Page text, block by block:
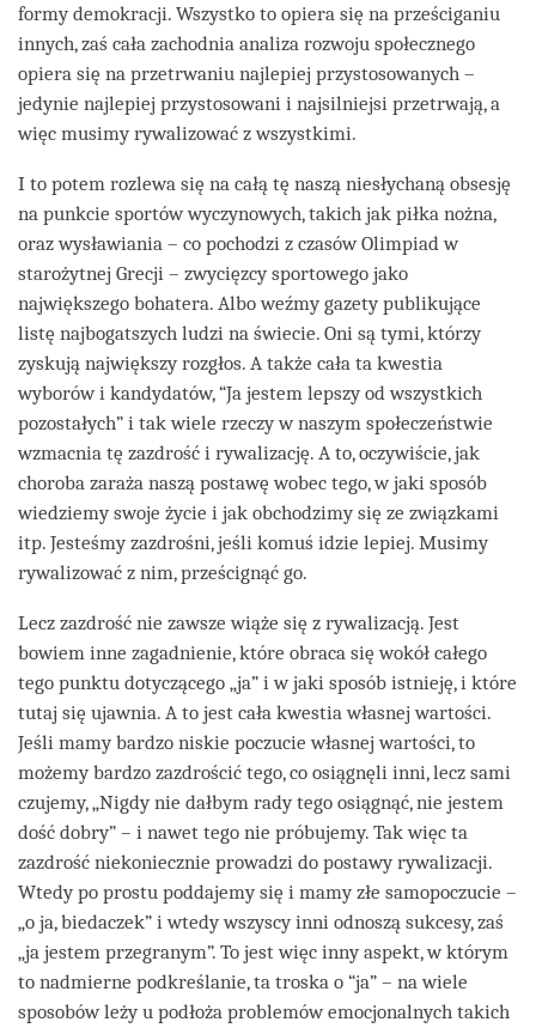
formy demokracji. Wszystko to opiera się na prześciganiu
innych, zaś cała zachodnia analiza rozwoju społecznego
opiera się na przetrwaniu najlepiej przystosowanych –
jedynie najlepiej przystosowani i najsilniejsi przetrwają, a
więc musimy rywalizować z wszystkimi.
I to potem rozlewa się na całą tę naszą niesłychaną obsesję
na punkcie sportów wyczynowych, takich jak piłka nożna,
oraz wysławiania – co pochodzi z czasów Olimpiad w
starożytnej Grecji – zwycięzcy sportowego jako
największego bohatera. Albo weźmy gazety publikujące
listę najbogatszych ludzi na świecie. Oni są tymi, którzy
zyskują największy rozgłos. A także cała ta kwestia
wyborów i kandydatów, “Ja jestem lepszy od wszystkich
pozostałych” i tak wiele rzeczy w naszym społeczeństwie
wzmacnia tę zazdrość i rywalizację. A to, oczywiście, jak
choroba zaraża naszą postawę wobec tego, w jaki sposób
wiedziemy swoje życie i jak obchodzimy się ze związkami
itp. Jesteśmy zazdrośni, jeśli komuś idzie lepiej. Musimy
rywalizować z nim, prześcignąć go.
Lecz zazdrość nie zawsze wiąże się z rywalizacją. Jest
bowiem inne zagadnienie, które obraca się wokół całego
tego punktu dotyczącego „ja” i w jaki sposób istnieję, i które
tutaj się ujawnia. A to jest cała kwestia własnej wartości.
Jeśli mamy bardzo niskie poczucie własnej wartości, to
możemy bardzo zazdrościć tego, co osiągnęli inni, lecz sami
czujemy, „Nigdy nie dałbym rady tego osiągnąć, nie jestem
dość dobry” – i nawet tego nie próbujemy. Tak więc ta
zazdrość niekoniecznie prowadzi do postawy rywalizacji.
Wtedy po prostu poddajemy się i mamy złe samopoczucie –
„o ja, biedaczek” i wtedy wszyscy inni odnoszą sukcesy, zaś
„ja jestem przegranym”. To jest więc inny aspekt, w którym
to nadmierne podkreślanie, ta troska o “ja” – na wiele
sposobów leży u podłoża problemów emocjonalnych takich